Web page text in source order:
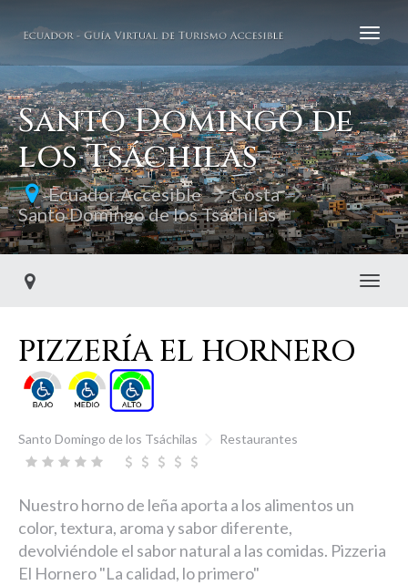
Santo Domingo de
los Tsáchilas
Ecuador Accesible
Costa
Santo Domingo de los Tsáchilas
PIZZERÍA EL HORNERO
Santo Domingo de los Tsáchilas Restaurantes
Nuestro horno de leña aporta a los alimentos un
color, textura, aroma y sabor diferente,
devolviéndole el sabor natural a las comidas. Pizzeria
El Hornero "La calidad, lo primero"